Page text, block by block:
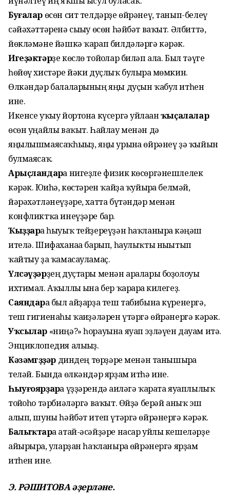
Буғаларөсөн сит телдәрҙе өйрәнеү, танып-белеү
сәйәхәттәренә сығыу өсөн һәйбәт ваҡыт. Әлбиттә,
йөкләмәне йәшкә ҡарап билдәләргә кәрәк.
Игеҙәктәрҙе көслө тойғолар биләп ала. Был тәүге
һөйөү хистәре йәки дуҫлыҡ булырға мөмкин.
Өлкәндәр балаларының яңы дуҫын ҡабул итһен
ине.
Икенсе уҡыу йортона күсергә уйлағанҡыҫалалар
өсөн уңайлы ваҡыт. Һайлау менән дә
яңылышмаясаҡһығыҙ, яңы урын­ға өйрәнеү ҙә ҡыйын
булмаясаҡ.
Арыҫландарға нигеҙле физик көсөргәнешлелек
кәрәк. Юғиһә, көстәрен ҡайҙа ҡуйырға белмәй,
йәрәхәтләнеүҙәре, хатта бүтәндәр менән
конфликтҡа инеүҙәре бар.
Ҡыҙҙарға һыуыҡ тейҙереүҙән һаҡланырға кәңәш
ителә. Шифаханаға барып, һаулыҡты нығытып
ҡайтыу ҙа ҡамасауламаҫ.
Үлсәүҙәрҙең дуҫтары менән аралары боҙолоуы
ихтимал. Аҡыллы ғына бер ҡарарға килегеҙ.
Саяндарға был айҙарҙа теш табибына күренергә,
теш гигиенаһы ҡағиҙәләрен үтәргә өйрәнергә кәрәк.
Уҡсылар «ниңә?» һорауына яуап эҙләүен дауам итә.
Энциклопедия алығыҙ.
Кәзәмөгөҙҙәрдиндең төрҙәре менән танышырға
теләй. Бында өлкәндәр ярҙам итһә ине.
Һыуғоярҙарға үҙҙәрендә ғаиләгә ҡарата яуаплылыҡ
тойғоһо тәрбиәләргә ваҡыт. Өйҙә берәй аныҡ эш
алып, шуны һәйбәт итеп үтәргә өйрәнергә кәрәк.
Балыҡтарға атай-әсәйҙәре насар уйлы кешеләрҙе
айырырға, уларҙан һаҡланыр­ға өйрәнергә ярҙам
итһен ине.
Э. РӘШИТОВА әҙерләне.